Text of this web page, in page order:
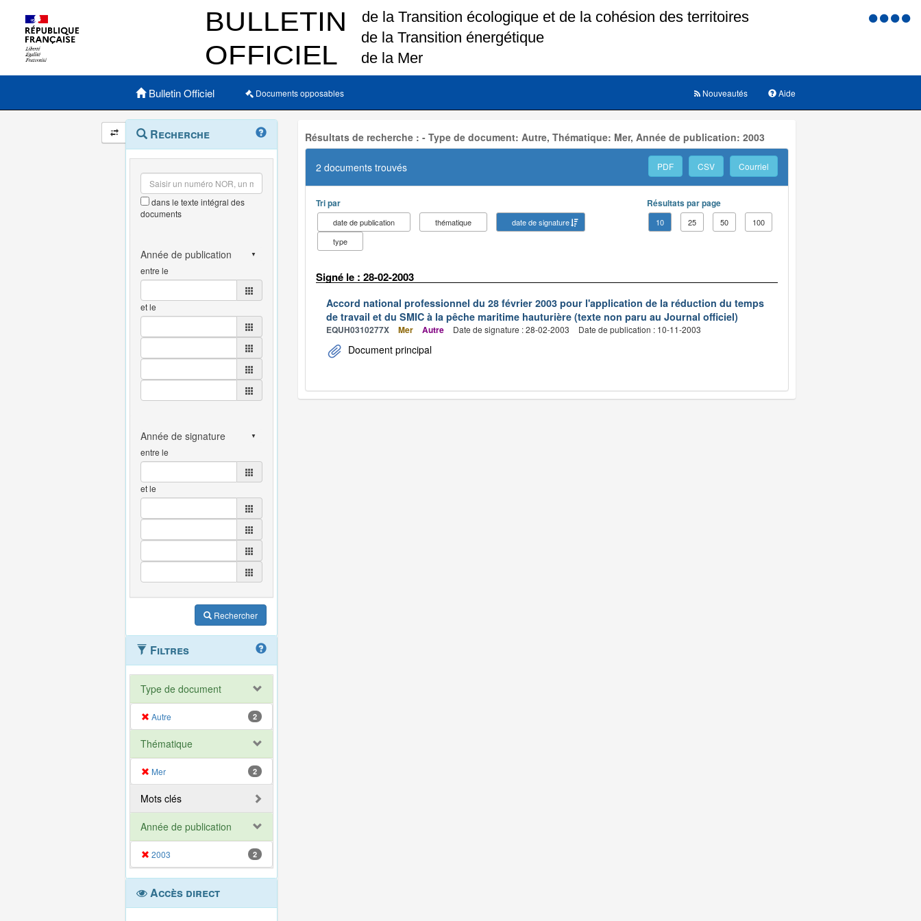
Menu
Menu principal
Bulletin Officiel Documents opposables Aide
Nouveautés
Navigation
et
outils
annexes
Menu
contextuel
Recherche
dans le texte intégral des
documents
entre le
et le
entre le
et le
Rechercher
Filtres
Type de document
Autre 2
Thématique
Mer 2
Mots clés
Année de publication
2003 2
Accès direct
Résultats de recherche : - Type de document: Autre, Thématique: Mer, Année de publication: 2003
2 documents trouvés PDF CSV Courriel
Tri par
date de publication thématique
date de signature
type
Résultats par page
10 25 50 100
Signé le : 28-02-2003
Accord national professionnel du 28 février 2003 pour l'application de la réduction du temps
de travail et du SMIC à la pêche maritime hauturière (texte non paru au Journal officiel)
EQUH0310277X Mer Autre Date de signature : 28-02-2003 Date de publication : 10-11-2003
Document principal